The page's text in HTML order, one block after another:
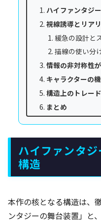
ハイファンタジ
視線誘導とリア
緩急の設計と
描線の使い分
情報の非対称性
キャラクターの
構造上のトレー
まとめ
ハイファンタ
構造
本作の核となる構造は、
ンタジーの舞台装置」と